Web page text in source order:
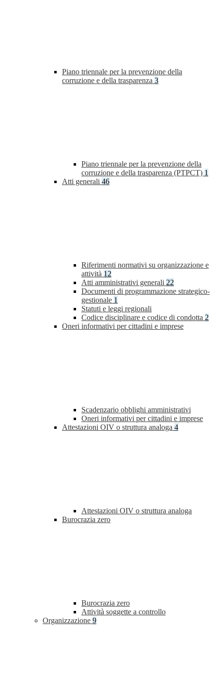
Piano triennale per la prevenzione della
corruzione e della trasparenza 3
Piano triennale per la prevenzione della
corruzione e della trasparenza (PTPCT) 1
Atti generali 46
Riferimenti normativi su organizzazione e
attività 12
Atti amministrativi generali 22
Documenti di programmazione strategico-
gestionale 1
Statuti e leggi regionali
Codice disciplinare e codice di condotta 2
Oneri informativi per cittadini e imprese
Scadenzario obblighi amministrativi
Oneri informativi per cittadini e imprese
Attestazioni OIV o struttura analoga 4
Attestazioni OIV o struttura analoga
Burocrazia zero
Burocrazia zero
Attività soggette a controllo
Organizzazione 9